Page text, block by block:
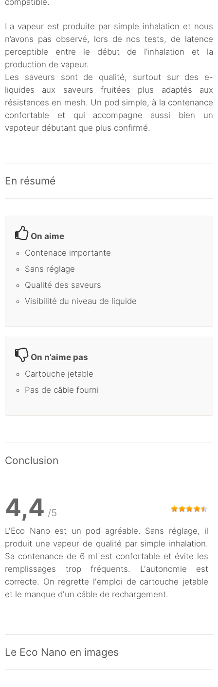
La vapeur est produite par simple inhalation et nous
n’avons pas observé, lors de nos tests, de latence
perceptible entre le début de l’inhalation et la
production de vapeur.
Les saveurs sont de qualité, surtout sur des e-
liquides aux saveurs fruitées plus adaptés aux
résistances en mesh. Un pod simple, à la contenance
confortable et qui accompagne aussi bien un
vapoteur débutant que plus confirmé.
En résumé
On aime
Contenace importante
Sans réglage
Qualité des saveurs
Visibilité du niveau de liquide
On n’aime pas
Cartouche jetable
Pas de câble fourni
Conclusion
4,4 /5
L'Eco Nano est un pod agréable. Sans réglage, il
produit une vapeur de qualité par simple inhalation.
Sa contenance de 6 ml est confortable et évite les
remplissages trop fréquents. L'autonomie est
correcte. On regrette l'emploi de cartouche jetable
et le manque d'un câble de rechargement.
Le Eco Nano en images